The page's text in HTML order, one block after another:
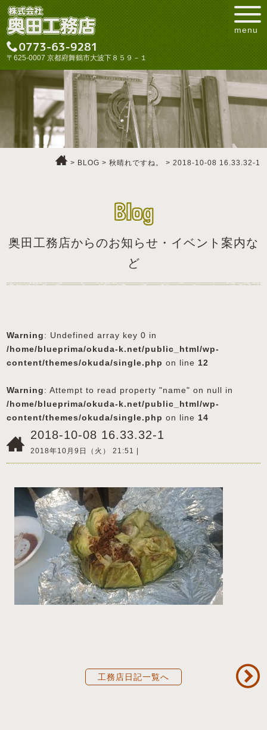
〒625-0007 京都府舞鶴市大波下８５９－１
menu
> BLOG > 秋晴れですね。 > 2018-10-08 16.33.32-1
Blog
奥田工務店からのお知らせ・イベント案内な
ど
Warning: Undefined array key 0 in
/home/blueprima/okuda-k.net/public_html/wp-
content/themes/okuda/single.php on line 12
Warning: Attempt to read property "name" on null in
/home/blueprima/okuda-k.net/public_html/wp-
content/themes/okuda/single.php on line 14
2018-10-08 16.33.32-1
2018年10月9日（火） 21:51 |
工務店日記一覧へ